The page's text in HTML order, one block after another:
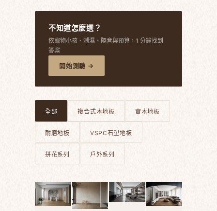
不知道怎麼選？
依寵物小孩、潮濕、隔音與預算，1 分鐘找到
答案
開始測驗 →
全部 複合式木地板 實木地板
耐磨地板 VSPC石塑地板
拼花系列 戶外系列